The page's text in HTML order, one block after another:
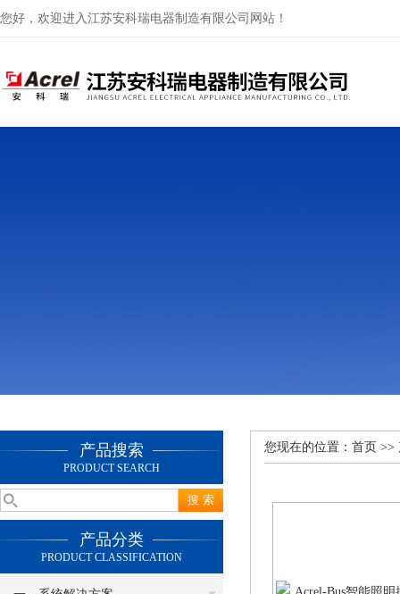
您好，欢迎进入江苏安科瑞电器制造有限公司网站！
产品搜索
PRODUCT SEARCH
产品分类
PRODUCT CLASSIFICATION
您现在的位置： 首页 >>